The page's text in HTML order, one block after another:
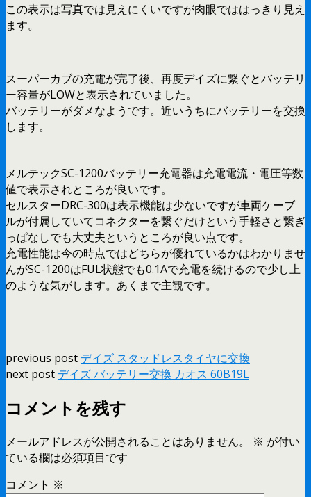
この表示は写真では見えにくいですが肉眼でははっきり見え
ます。
スーパーカブの充電が完了後、再度デイズに繋ぐとバッテリ
ー容量がLOWと表示されていました。
バッテリーがダメなようです。近いうちにバッテリーを交換
します。
メルテックSC-1200バッテリー充電器は充電電流・電圧等数
値で表示されところが良いです。
セルスターDRC-300は表示機能は少ないですが車両ケーブ
ルが付属していてコネクターを繋ぐだけという手軽さと繋ぎ
っぱなしでも大丈夫というところが良い点です。
充電性能は今の時点ではどちらが優れているかはわかりませ
んがSC-1200はFUL状態でも0.1Aで充電を続けるので少し上
のような気がします。あくまで主観です。
previous post デイズ スタッドレスタイヤに交換
next post デイズ バッテリー交換 カオス 60B19L
コメントを残す
メールアドレスが公開されることはありません。 ※ が付い
ている欄は必須項目です
コメント ※